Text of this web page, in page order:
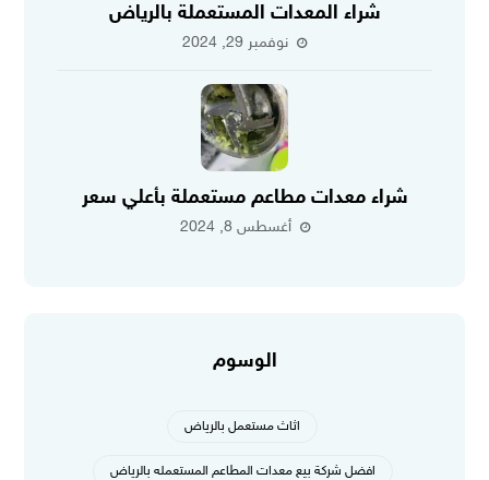
شراء المعدات المستعملة بالرياض
نوفمبر 29, 2024
شراء معدات مطاعم مستعملة بأعلي سعر
أغسطس 8, 2024
الوسوم
اثاث مستعمل بالرياض
افضل شركة بيع معدات المطاعم المستعمله بالرياض